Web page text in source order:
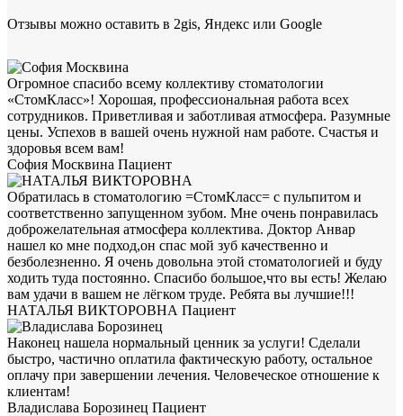
Отзывы можно оставить в 2gis, Яндекс или Google
Огромное спасибо всему коллективу стоматологии
«СтомКласс»! Хорошая, профессиональная работа всех
сотрудников. Приветливая и заботливая атмосфера. Разумные
цены. Успехов в вашей очень нужной нам работе. Счастья и
здоровья всем вам!
София Москвина Пациент
Обратилась в стоматологию =СтомКласс= с пульпитом и
соответственно запущенном зубом. Мне очень понравилась
доброжелательная атмосфера коллектива. Доктор Анвар
нашел ко мне подход,он спас мой зуб качественно и
безболезненно. Я очень довольна этой стоматологией и буду
ходить туда постоянно. Спасибо большое,что вы есть! Желаю
вам удачи в вашем не лёгком труде. Ребята вы лучшие!!!
НАТАЛЬЯ ВИКТОРОВНА Пациент
Наконец нашела нормальный ценник за услуги! Сделали
быстро, частично оплатила фактическую работу, остальное
оплачу при завершении лечения. Человеческое отношение к
клиентам!
Владислава Борозинец Пациент